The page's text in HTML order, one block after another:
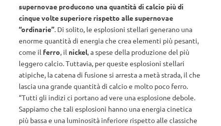
supernovae producono una quantità di calcio più di
cinque volte superiore rispetto alle supernovae
“ordinarie”. Di solito, le esplosioni stellari generano una
enorme quantità di energia che crea elementi più pesanti,
come il ferro, il nickel, a spese della produzione del più
leggero calcio. Tuttavia, per queste esplosioni stellari
atipiche, la catena di fusione si arresta a metà strada, il che
lascia una grande quantità di calcio e molto poco ferro.
“Tutti gli indizi ci portano ad vere una esplosione debole.
Sappiamo che tali esplosioni hanno una energia cinetica
più bassa e una luminosità inferiore rispetto alle classiche